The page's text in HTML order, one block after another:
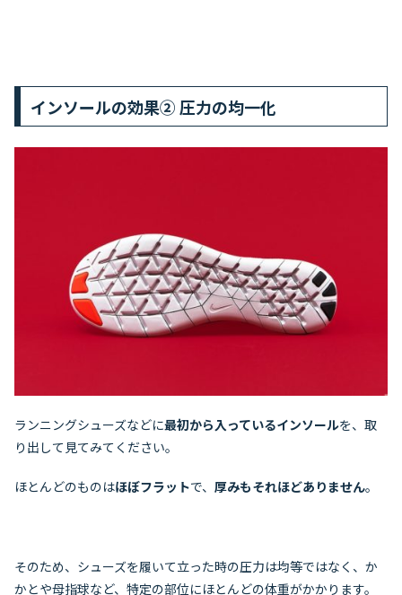
インソールの効果② 圧力の均一化
ランニングシューズなどに最初から入っているインソールを、取
り出して見てみてください。
ほとんどのものはほぼフラットで、 厚みもそれほどありません。
そのため、シューズを履いて立った時の圧力は均等ではなく、か
かとや母指球など、特定の部位にほとんどの体重がかかります。